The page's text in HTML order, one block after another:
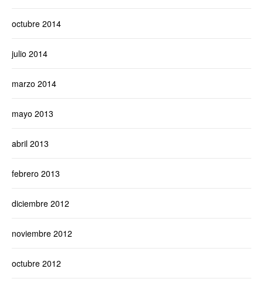
octubre 2014
julio 2014
marzo 2014
mayo 2013
abril 2013
febrero 2013
diciembre 2012
noviembre 2012
octubre 2012